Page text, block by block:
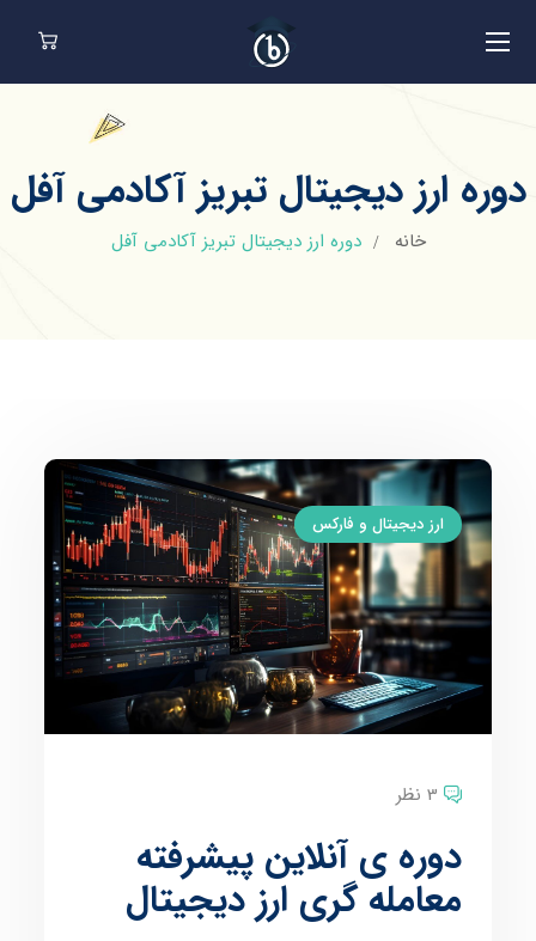
دوره ارز دیجیتال تبریز آکادمی آفل
خانه دوره ارز دیجیتال تبریز آکادمی آفل
ارز دیجیتال و فارکس
3 نظر
دوره ی آنلاین پیشرفته
معامله گری ارز دیجیتال